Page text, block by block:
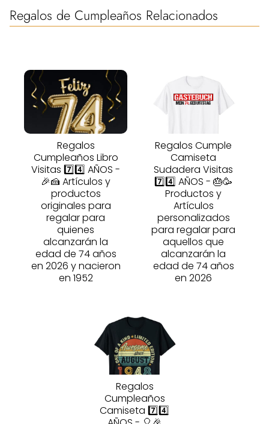
Regalos de Cumpleaños Relacionados
Regalos
Cumpleaños Libro
Visitas 7️⃣4️⃣ AÑOS -
🎉🍰 Artículos y
productos
originales para
regalar para
quienes
alcanzarán la
edad de 74 años
en 2026 y nacieron
en 1952
Regalos Cumple
Camiseta
Sudadera Visitas
7️⃣4️⃣ AÑOS - 🎂🥳
Productos y
Artículos
personalizados
para regalar para
aquellos que
alcanzarán la
edad de 74 años
en 2026
Regalos
Cumpleaños
Camiseta 7️⃣4️⃣